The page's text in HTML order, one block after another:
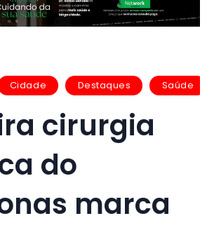
Cidade Destaques Saúde
cirurgia
do
marca